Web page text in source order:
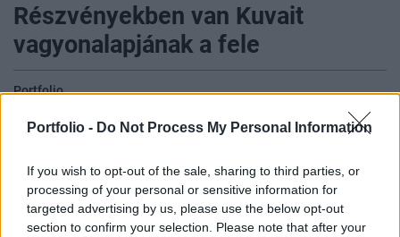
Portfolio - Do Not Process My Personal Information
If you wish to opt-out of the sale, sharing to third parties, or
processing of your personal or sensitive information for
targeted advertising by us, please use the below opt-out
section to confirm your selection. Please note that after your
Részvényekben van Kuvait
vagyonalapjának a fele
Portfolio
vagyonalap tavaly az első negyedévben 266
milliárd dolláros vagyont kezelt, ennél frissebb
információ azért nem érhető el, mivel az alap